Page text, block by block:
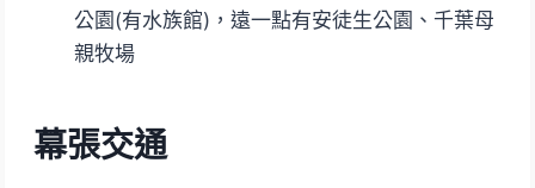
公園(有水族館)，遠一點有安徒生公園、千葉母
親牧場
幕張交通